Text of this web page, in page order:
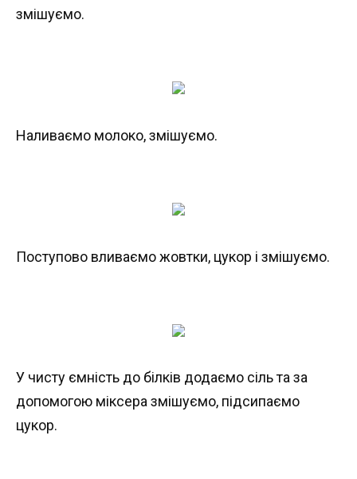
змішуємо.
Наливаємо молоко, змішуємо.
Поступово вливаємо жовтки, цукор і змішуємо.
У чисту ємність до білків додаємо сіль та за
допомогою міксера змішуємо, підсипаємо
цукор.